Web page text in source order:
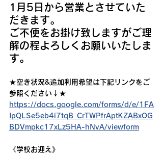
1月5日から営業とさせていた
だきます。
ご不便をお掛け致しますがご理
解の程よろしくお願いいたしま
す。
★空き状況&追加利用希望は下記リンクをご
参照ください↓★
https://docs.google.com/forms/d/e/1FA
IpQLSe5eb4i7tqB_CrTWPfrAptKZABxOG
BDVmpkc17xLz5HA-hNvA/viewform
《学校お迎え》